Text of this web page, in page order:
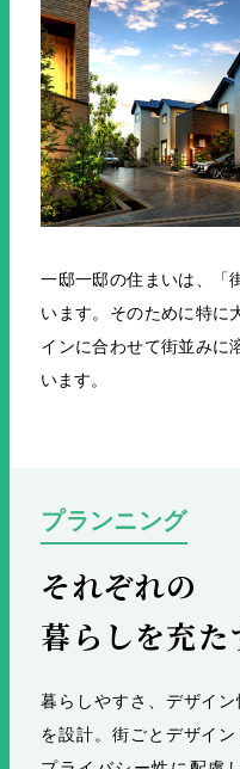
一邸一邸の住まいは、「
います。そのために特に
インに合わせて街並みに
います。
プランニング
それぞれの
暮らしを充た
暮らしやすさ、デザイ
を設計。街ごとデザイ